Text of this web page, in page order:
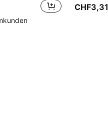
CHF3,31